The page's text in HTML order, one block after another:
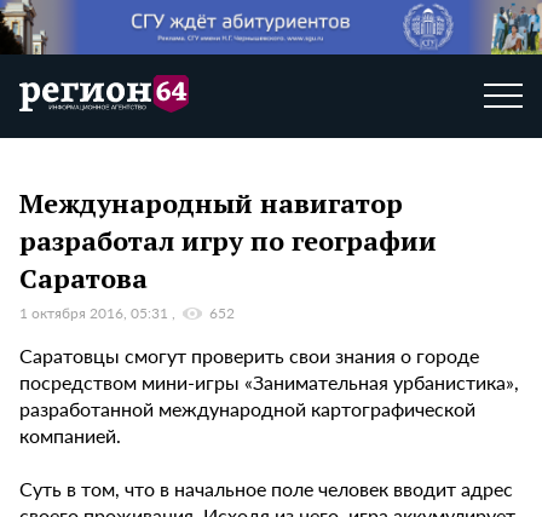
Международный навигатор
разработал игру по географии
Саратова
1 октября 2016, 05:31 652
Саратовцы смогут проверить свои знания о городе
посредством мини-игры «Занимательная урбанистика»,
разработанной международной картографической
компанией.
Суть в том, что в начальное поле человек вводит адрес